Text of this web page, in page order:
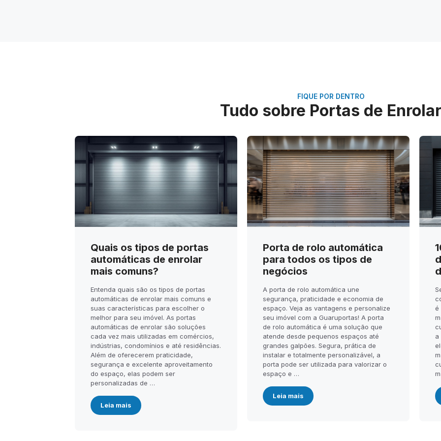
FIQUE POR DENTRO
Tudo sobre Portas de Enrolar
Quais os tipos de portas
automáticas de enrolar
mais comuns?
Entenda quais são os tipos de portas
automáticas de enrolar mais comuns e
suas características para escolher o
melhor para seu imóvel. As portas
automáticas de enrolar são soluções
cada vez mais utilizadas em comércios,
indústrias, condomínios e até residências.
Além de oferecerem praticidade,
segurança e excelente aproveitamento
do espaço, elas podem ser
personalizadas de …
Leia mais
Porta de rolo automática
para todos os tipos de
negócios
A porta de rolo automática une
segurança, praticidade e economia de
espaço. Veja as vantagens e personalize
seu imóvel com a Guaruportas! A porta
de rolo automática é uma solução que
atende desde pequenos espaços até
grandes galpões. Segura, prática de
instalar e totalmente personalizável, a
porta pode ser utilizada para valorizar o
espaço e …
Leia mais
é
a